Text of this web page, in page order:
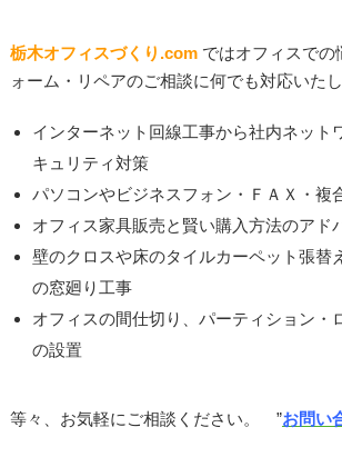
栃木オフィスづくり.com ではオフィスでの
ォーム・リペアのご相談に何でも対応いたし
インターネット回線工事から社内ネット
キュリティ対策
パソコンやビジネスフォン・ ＦＡＸ・ 複
オフィス家具販売と賢い購入方法のアド
壁のクロスや床のタイルカーペット張替
の窓廻り工事
オフィスの間仕切り、パーティション・
の設置
等々、 お気軽にご相談ください。 ”お問い